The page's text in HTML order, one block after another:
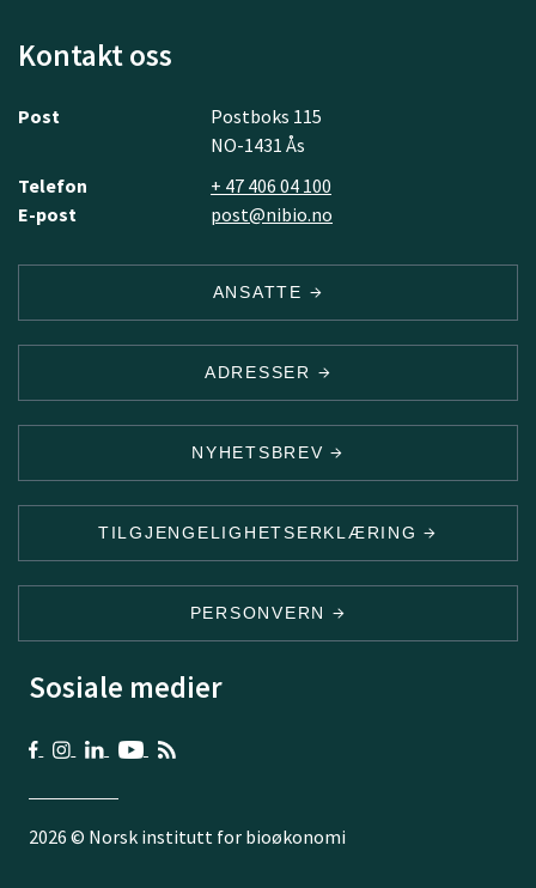
Kontakt oss
Post
Postboks 115
NO-1431 Ås
Telefon
+ 47 406 04 100
E-post
post@nibio.no
ANSATTE
ADRESSER
NYHETSBREV
TILGJENGELIGHETSERKLÆRING
PERSONVERN
Sosiale medier
2026 © Norsk institutt for bioøkonomi